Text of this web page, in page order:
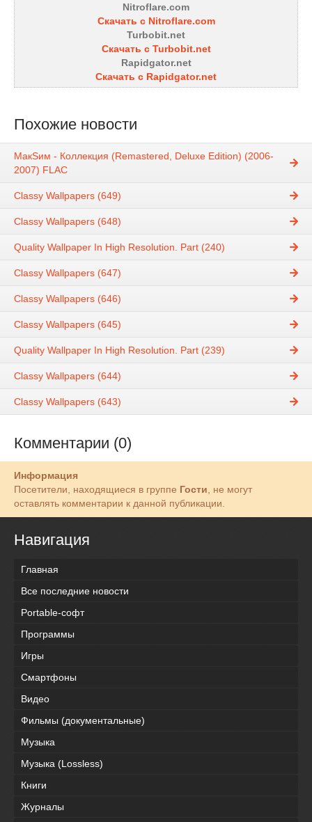
Nitroflare.com
Скачать с Nitroflare.com
Turbobit.net
Скачать с Turbobit.net
Rapidgator.net
Скачать с Rapidgator.net
Похожие новости
МакSим - Коллекция (Remastered, Deluxe Edition) (2006-
2007) FLAC
Classy Wallpapers (649)
Classy Wallpapers (648)
Quality Wallpaper In High Resolution. Part (240)
Classy Wallpapers (647)
Classy Wallpapers (646)
Classy Wallpapers (645)
Quality Wallpaper In High Resolution. Part (239)
Classy Wallpapers (644)
Classy Wallpapers (643)
Комментарии (0)
Информация
Посетители, находящиеся в группе Гости, не могут
оставлять комментарии к данной публикации.
Навигация
Главная
Все последние новости
Portable-софт
Программы
Игры
Смартфоны
Видео
Фильмы (документальные)
Музыка
Музыка (Lossless)
Книги
Журналы